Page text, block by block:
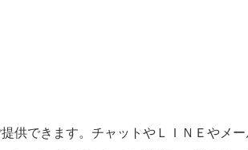
供できます。チャットやＬＩＮＥやメ